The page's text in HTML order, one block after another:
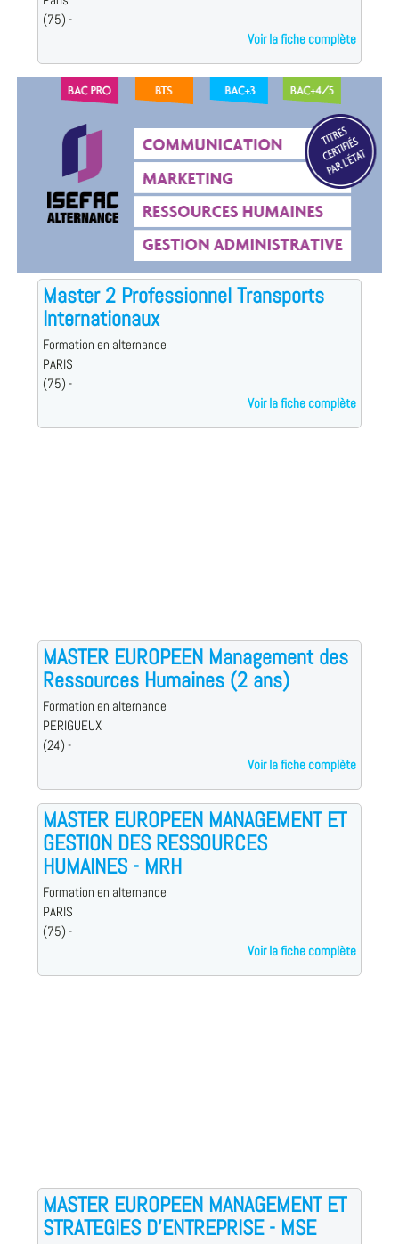
(75) -
Voir la fiche complète
Master 2 Professionnel Transports
Internationaux
Formation en alternance
PARIS
(75) -
Voir la fiche complète
MASTER EUROPEEN Management des
Ressources Humaines (2 ans)
Formation en alternance
PERIGUEUX
(24) -
Voir la fiche complète
MASTER EUROPEEN MANAGEMENT ET
GESTION DES RESSOURCES
HUMAINES - MRH
Formation en alternance
PARIS
(75) -
Voir la fiche complète
MASTER EUROPEEN MANAGEMENT ET
STRATEGIES D'ENTREPRISE - MSE